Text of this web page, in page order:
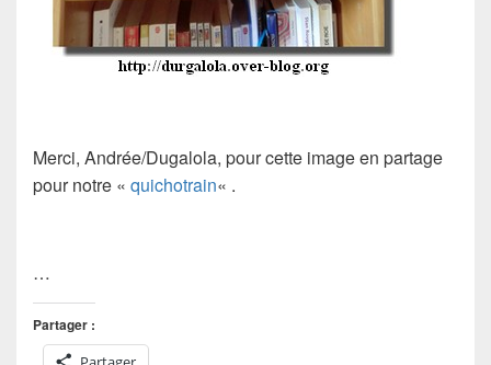
Merci, Andrée/Dugalola, pour cette image en partage
pour notre « quichotrain« .
…
Partager :